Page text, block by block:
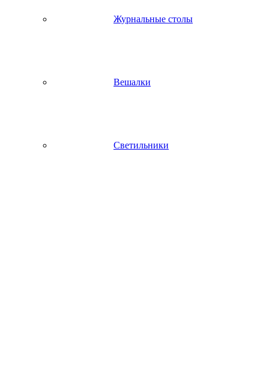
Журнальные столы
Вешалки
Светильники